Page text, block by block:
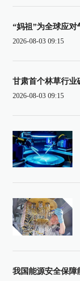
“妈祖”为全球应
2026-08-03 09:15
甘肃首个林草行业
2026-08-03 09:15
我国能源安全保障